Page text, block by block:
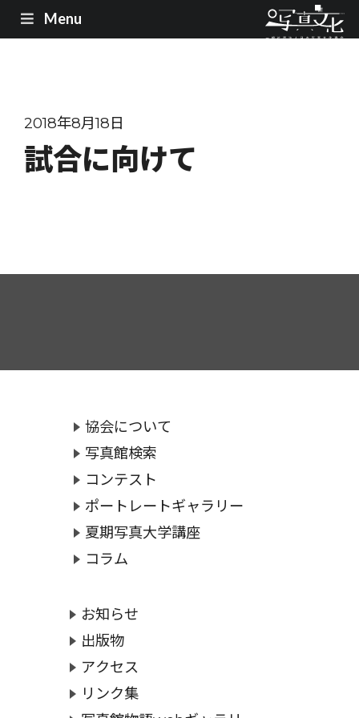
Menu
2018年8月18日
試合に向けて
協会について
写真館検索
コンテスト
ポートレートギャラリー
夏期写真大学講座
コラム
お知らせ
出版物
アクセス
リンク集